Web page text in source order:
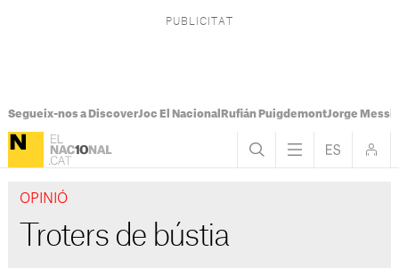
Segueix-nos a DiscoverJoc El Nacional Rufián PuigdemontJorge Messi
OPINIÓ
Troters de bústia